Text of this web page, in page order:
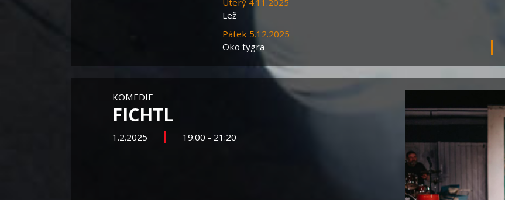
Úterý 4.11.2025
Lež
Pátek 5.12.2025
Oko tygra
KOMEDIE
FICHTL
1.2.2025 19:00 - 21:20